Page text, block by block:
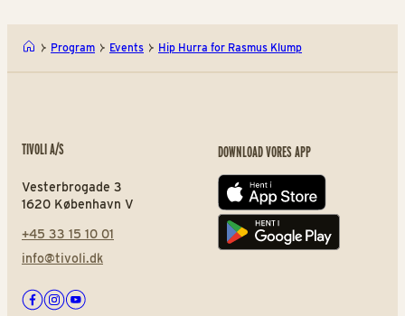
Program Events Hip Hurra for Rasmus Klump
TIVOLI A/S
Vesterbrogade 3
1620 København V
+45 33 15 10 01
info@tivoli.dk
Facebook
Instagram
Youtube
DOWNLOAD VORES APP
App store
Play store